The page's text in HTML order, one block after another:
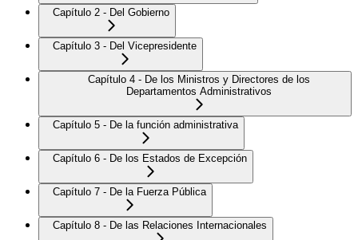
Capítulo 2 - Del Gobierno
Capítulo 3 - Del Vicepresidente
Capítulo 4 - De los Ministros y Directores de los
Departamentos Administrativos
Capítulo 5 - De la función administrativa
Capítulo 6 - De los Estados de Excepción
Capítulo 7 - De la Fuerza Pública
Capítulo 8 - De las Relaciones Internacionales